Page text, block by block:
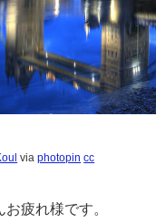
viaphotopin cc
疲れ様です。